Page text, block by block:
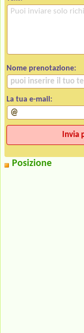
Nome prenotazione:
La tua e-mail:
Posizione